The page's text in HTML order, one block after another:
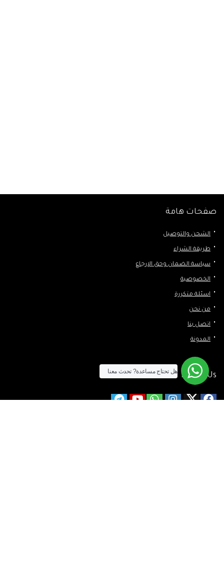
صفحات هامة
الشحن والتوصيل
طريقة الشراء
سياسة الضمان وحق الإرجاع
الخصوصية
اسئلة متكررة
من نحن
اتصل بنا
المدونة
Follow Us
هل تحتاج مساعدة? تحدث معنا